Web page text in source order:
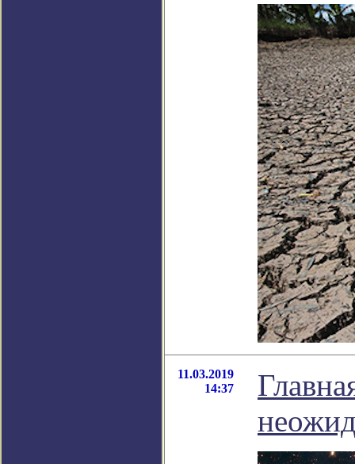
11.03.2019
14:37